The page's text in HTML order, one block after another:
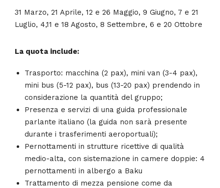
31 Marzo, 21 Aprile, 12 e 26 Maggio, 9 Giugno, 7 e 21
Luglio, 4,11 e 18 Agosto, 8 Settembre, 6 e 20 Ottobre
La quota include:
Trasporto: macchina (2 pax), mini van (3-4 pax),
mini bus (5-12 pax), bus (13-20 pax) prendendo in
considerazione la quantità del gruppo;
Presenza e servizi di una guida professionale
parlante italiano (la guida non sarà presente
durante i trasferimenti aeroportuali);
Pernottamenti in strutture ricettive di qualità
medio-alta, con sistemazione in camere doppie: 4
pernottamenti in albergo a Baku
Trattamento di mezza pensione come da